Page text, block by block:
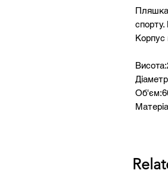
Пляшка
Корпус